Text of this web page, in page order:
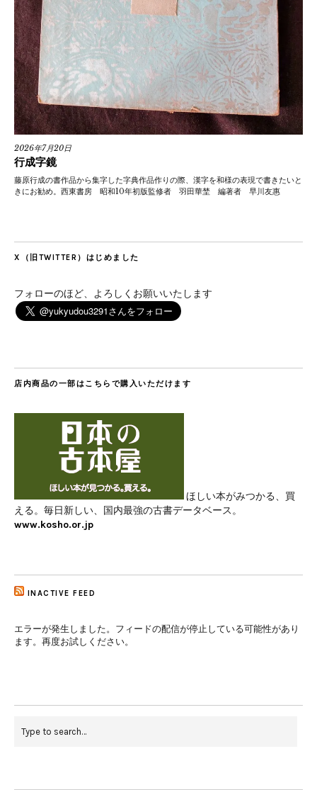
2026年7月20日
行成字鏡
藤原行成の書作品から集字した字典作品作りの際、漢字を和様の表現で書きたいと
きにお勧め。西東書房 昭和10年初版監修者 羽田華埜 編著者 早川友惠
X（旧TWITTER）はじめました
フォローのほど、よろしくお願いいたします
店内商品の一部はこちらで購入いただけます
ほしい本がみつかる、買
える。毎日新しい、国内最強の古書データベース。
www.kosho.or.jp
INACTIVE FEED
エラーが発生しました。フィードの配信が停止している可能性があり
ます。再度お試しください。